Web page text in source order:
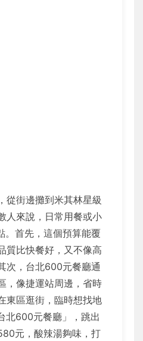
從街邊攤到米其林星級
人來說，日常用餐或小
。首先，這個預算能覆
質比快餐好，又不像高
次，台北600元餐廳通
，像捷運站周邊，省時
東區逛街，臨時想找地
北600元餐廳」，跳出
元，酸辣湯夠味，打